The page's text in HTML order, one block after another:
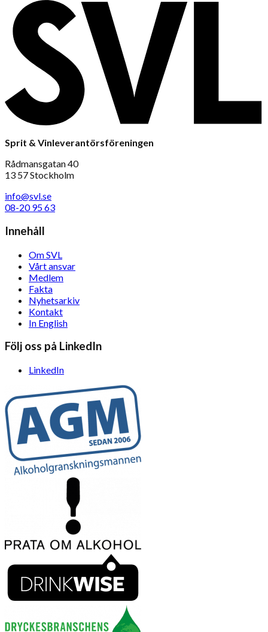
Sprit & Vinleverantörsföreningen
Rådmansgatan 40
13 57 Stockholm
info@svl.se
08-20 95 63
Innehåll
Om SVL
Vårt ansvar
Medlem
Fakta
Nyhetsarkiv
Kontakt
In English
Följ oss på LinkedIn
LinkedIn